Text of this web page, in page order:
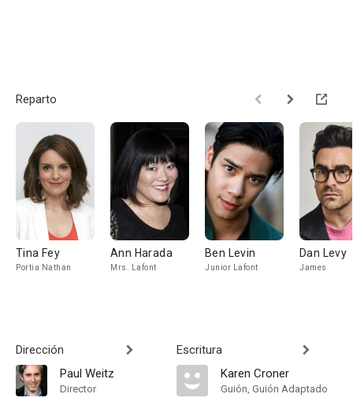
Reparto
Tina Fey
Portia Nathan
Ann Harada
Mrs. Lafont
Ben Levin
Junior Lafont
Dan Levy
James
Dirección
Paul Weitz
Director
Escritura
Karen Croner
Guión, Guión Adaptado